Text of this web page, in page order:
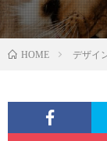
HOME デザイ